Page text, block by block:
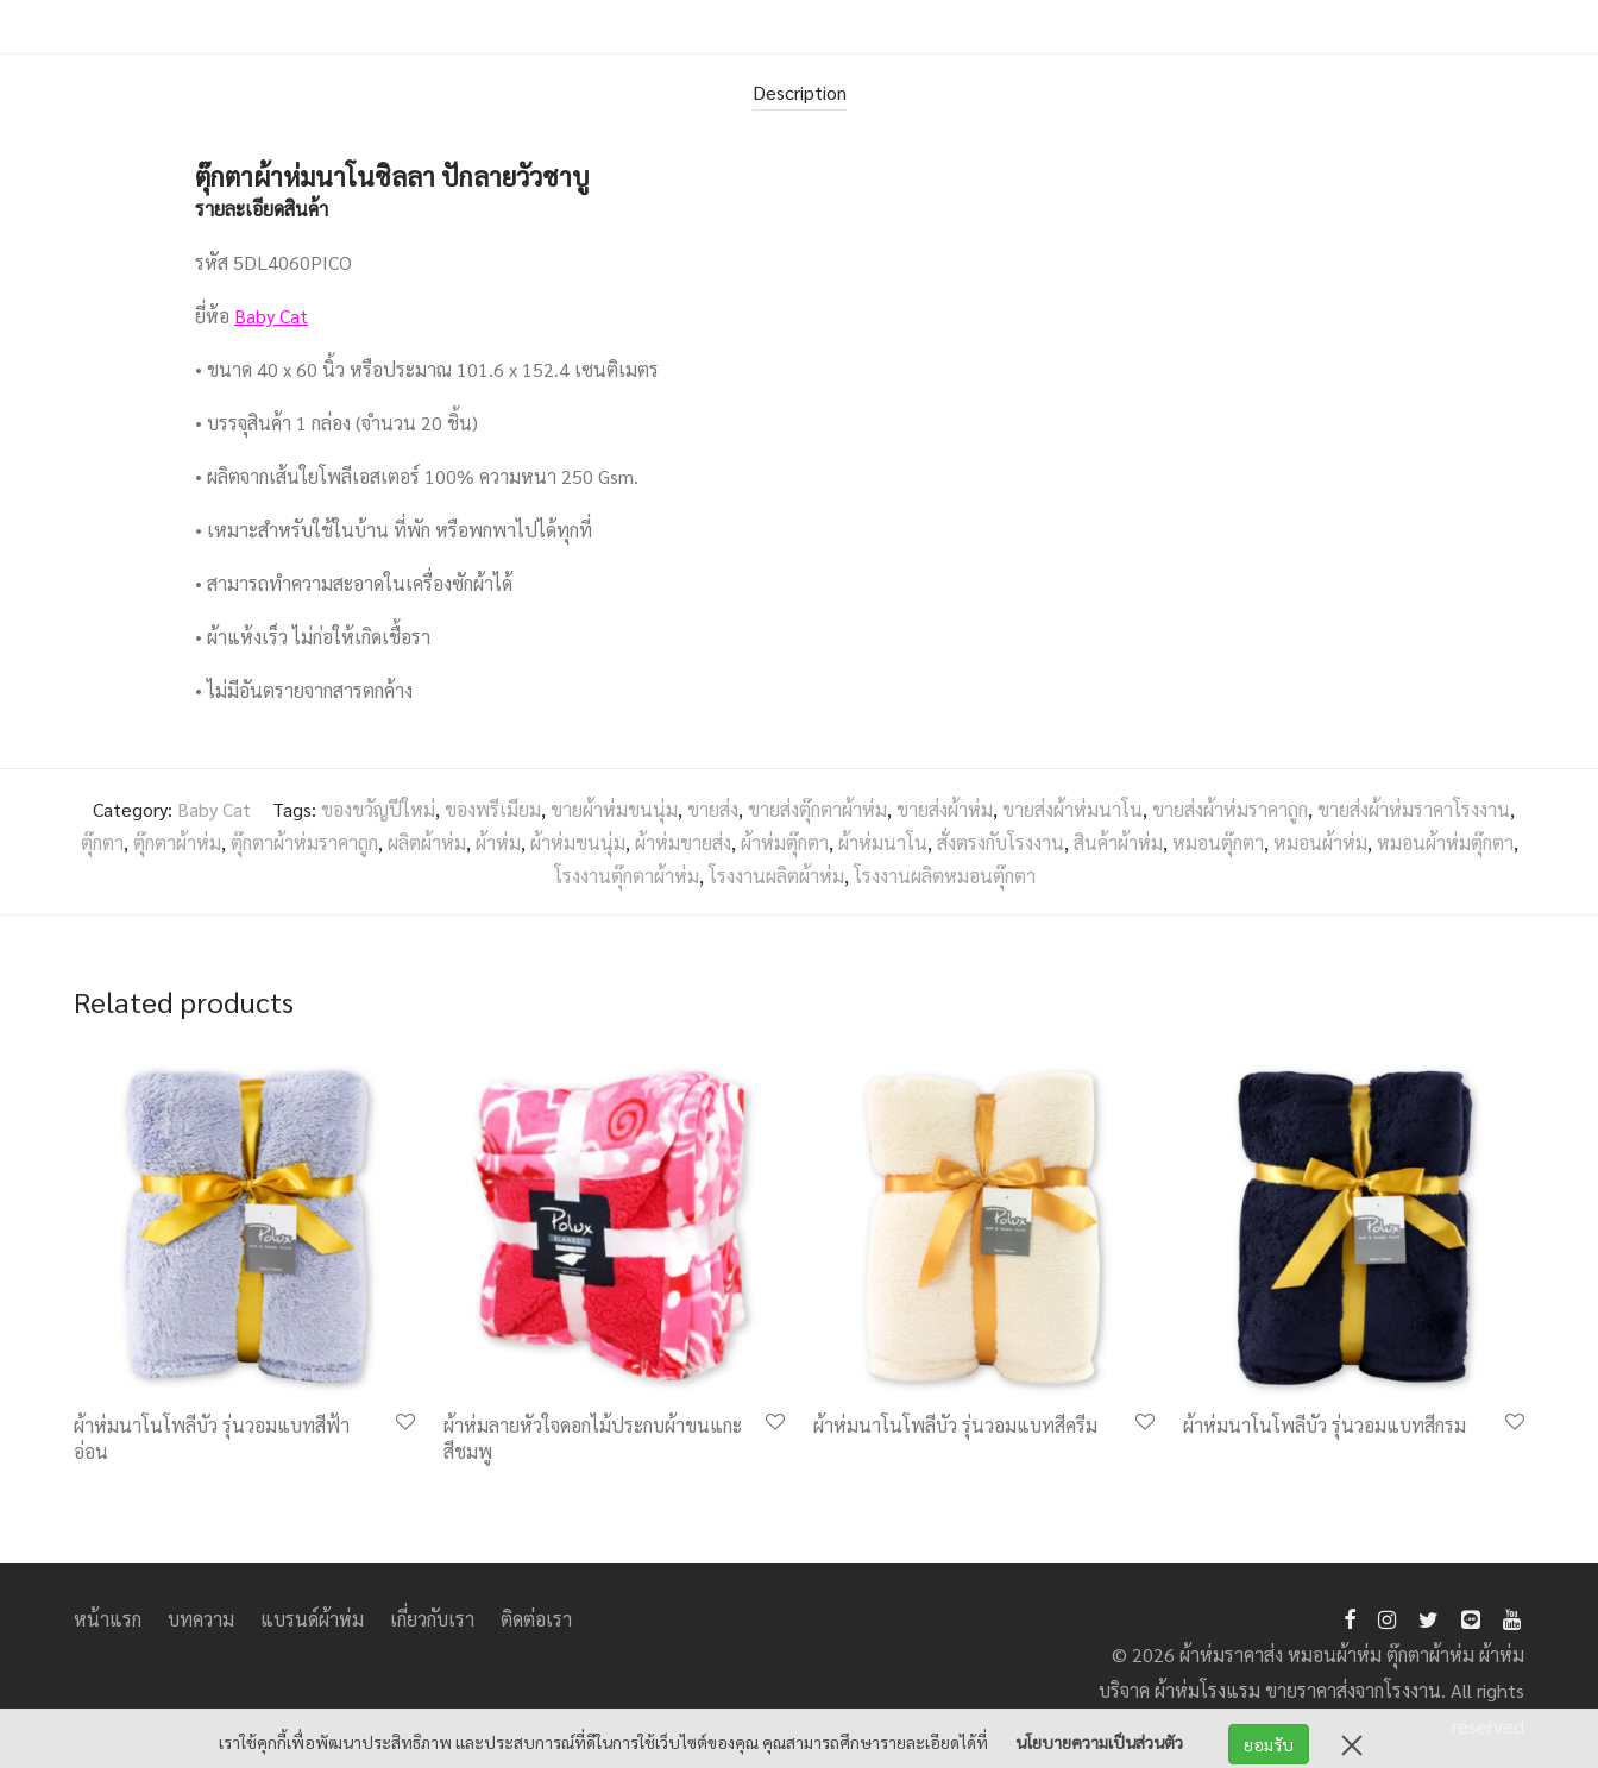
Description
ตุ๊กตาผ้าห่มนาโนชิลลา ปักลายวัวชาบู
รายละเอียดสินค้า
รหัส 5DL4060PICO
ยี่ห้อ Baby Cat
• ขนาด 40 x 60 นิ้ว หรือประมาณ 101.6 x 152.4 เซนติเมตร
• บรรจุสินค้า 1 กล่อง (จำนวน 20 ชิ้น)
• ผลิตจากเส้นใยโพลีเอสเตอร์ 100% ความหนา 250 Gsm.
• เหมาะสำหรับใช้ในบ้าน ที่พัก หรือพกพาไปได้ทุกที่
• สามารถทำความสะอาดในเครื่องซักผ้าได้
• ผ้าแห้งเร็ว ไม่ก่อให้เกิดเชื้อรา
• ไม่มีอันตรายจากสารตกค้าง
Category: Baby Cat Tags: ของขวัญปีใหม่, ของพรีเมียม, ขายผ้าห่มขนนุ่ม, ขายส่ง, ขายส่งตุ๊กตาผ้าห่ม, ขายส่งผ้าห่ม, ขายส่งผ้าห่มนาโน, ขายส่งผ้าห่มราคาถูก, ขายส่งผ้าห่มราคาโรงงาน,
ตุ๊กตา, ตุ๊กตาผ้าห่ม, ตุ๊กตาผ้าห่มราคาถูก, ผลิตผ้าห่ม, ผ้าห่ม, ผ้าห่มขนนุ่ม, ผ้าห่มขายส่ง, ผ้าห่มตุ๊กตา, ผ้าห่มนาโน, สั่งตรงกับโรงงาน, สินค้าผ้าห่ม, หมอนตุ๊กตา, หมอนผ้าห่ม, หมอนผ้าห่มตุ๊กตา,
โรงงานตุ๊กตาผ้าห่ม, โรงงานผลิตผ้าห่ม, โรงงานผลิตหมอนตุ๊กตา
Related products
ผ้าห่มนาโนโพลีบัว รุ่นวอมแบทสีฟ้า
อ่อน
ผ้าห่มลายหัวใจดอกไม้ประกบผ้าขนแกะ
สีชมพู
ผ้าห่มนาโนโพลีบัว รุ่นวอมแบทสีครีม ผ้าห่มนาโนโพลีบัว รุ่นวอมแบทสีกรม
หน้าแรก บทความ แบรนด์ผ้าห่ม เกี่ยวกับเรา
ติดต่อเรา
© 2026 ผ้าห่มราคาส่ง หมอนผ้าห่ม ตุ๊กตาผ้าห่ม ผ้าห่ม
บริจาค ผ้าห่มโรงแรม ขายราคาส่งจากโรงงาน. All rights
เราใช้คุกกี้เพื่อพัฒนาประสิทธิภาพ และประสบการณ์ที่ดีในการใช้เว็บไซต์ของคุณ คุณสามารถศึกษารายละเอียดได้ที่ นโยบายความเป็นส่วนตัว ยอมรับ